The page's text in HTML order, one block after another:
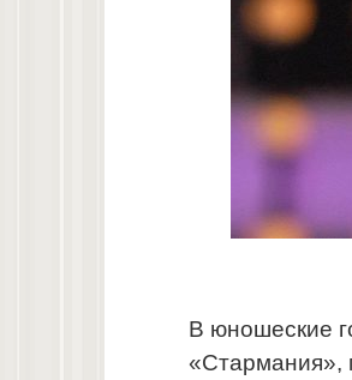
В юношеские
«Стармания»,